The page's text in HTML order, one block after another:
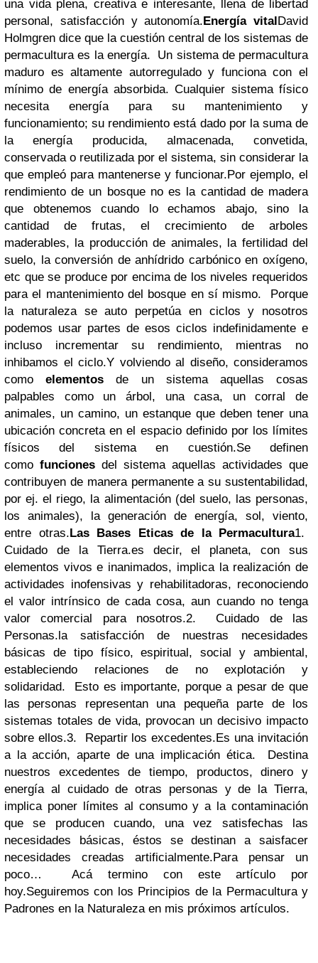
una vida plena, creativa e interesante, llena de libertad
personal, satisfacción y autonomía.Energía vitalDavid
Holmgren dice que la cuestión central de los sistemas de
permacultura es la energía. Un sistema de permacultura
maduro es altamente autorregulado y funciona con el
mínimo de energía absorbida. Cualquier sistema físico
necesita energía para su mantenimiento y
funcionamiento; su rendimiento está dado por la suma de
la energía producida, almacenada, convetida,
conservada o reutilizada por el sistema, sin considerar la
que empleó para mantenerse y funcionar.Por ejemplo, el
rendimiento de un bosque no es la cantidad de madera
que obtenemos cuando lo echamos abajo, sino la
cantidad de frutas, el crecimiento de arboles
maderables, la producción de animales, la fertilidad del
suelo, la conversión de anhídrido carbónico en oxígeno,
etc que se produce por encima de los niveles requeridos
para el mantenimiento del bosque en sí mismo. Porque
la naturaleza se auto perpetúa en ciclos y nosotros
podemos usar partes de esos ciclos indefinidamente e
incluso incrementar su rendimiento, mientras no
inhibamos el ciclo.Y volviendo al diseño, consideramos
comoelementos de un sistema aquellas cosas
palpables como un árbol, una casa, un corral de
animales, un camino, un estanque que deben tener una
ubicación concreta en el espacio definido por los límites
físicos del sistema en cuestión.Se definen
como funciones del sistema aquellas actividades que
contribuyen de manera permanente a su sustentabilidad,
por ej. el riego, la alimentación (del suelo, las personas,
los animales), la generación de energía, sol, viento,
entre otras.Las Bases Eticas de la Permacultura1.
Cuidado de la Tierra.es decir, el planeta, con sus
elementos vivos e inanimados, implica la realización de
actividades inofensivas y rehabilitadoras, reconociendo
el valor intrínsico de cada cosa, aun cuando no tenga
valor comercial para nosotros.2. Cuidado de las
Personas.la satisfacción de nuestras necesidades
básicas de tipo físico, espiritual, social y ambiental,
estableciendo relaciones de no explotación y
solidaridad. Esto es importante, porque a pesar de que
las personas representan una pequeña parte de los
sistemas totales de vida, provocan un decisivo impacto
sobre ellos.3. Repartir los excedentes.Es una invitación
a la acción, aparte de una implicación ética. Destina
nuestros excedentes de tiempo, productos, dinero y
energía al cuidado de otras personas y de la Tierra,
implica poner límites al consumo y a la contaminación
que se producen cuando, una vez satisfechas las
necesidades básicas, éstos se destinan a saisfacer
necesidades creadas artificialmente.Para pensar un
poco… Acá termino con este artículo por
hoy.Seguiremos con los Principios de la Permacultura y
Padrones en la Naturaleza en mis próximos artículos.